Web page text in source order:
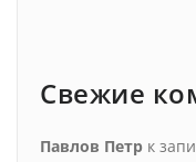
Свежие
Павлов Петр к